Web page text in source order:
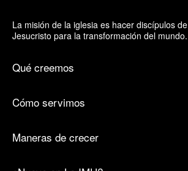
La misión de la iglesia es hacer discípulos de
Jesucristo para la transformación del mundo.
Qué creemos
Cómo servimos
Maneras de crecer